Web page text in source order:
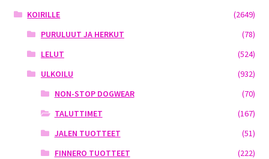
KOIRILLE
(2649)
PURULUUT JA HERKUT
(78)
LELUT
(524)
ULKOILU
(932)
NON-STOP DOGWEAR
(70)
TALUTTIMET
(167)
JALEN TUOTTEET
(51)
FINNERO TUOTTEET
(222)